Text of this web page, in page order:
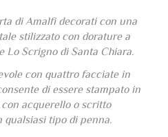
di Amalfi decorati con una
stilizzato con dorature a
Lo Scrigno di Santa Chiara.
con quattro facciate in
di essere stampato in
acquerello o scritto
qualsiasi tipo di penna.